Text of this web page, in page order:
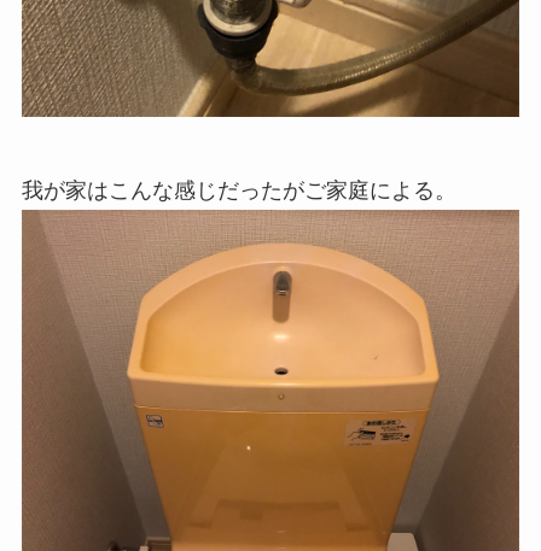
我が家はこんな感じだったがご家庭による。